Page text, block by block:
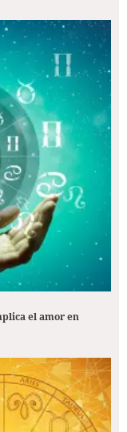
el amor en